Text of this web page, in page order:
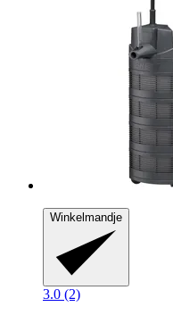
Winkelmandje
3.0 (2)